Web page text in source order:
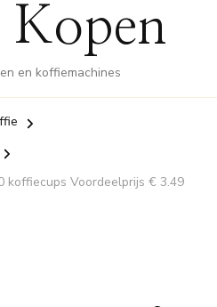
en koffiemachines
koffiecups Voordeelprijs € 3.49